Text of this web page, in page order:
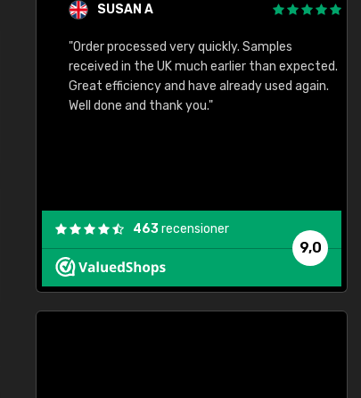
SUSAN A
"Order processed very quickly. Samples
received in the UK much earlier than expected.
Great efficiency and have already used again.
Well done and thank you."
9,0
463recensioner